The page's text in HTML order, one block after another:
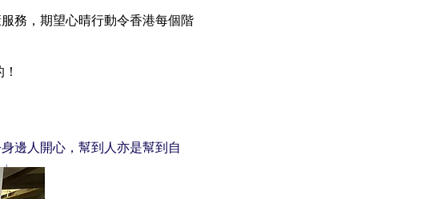
務，期望心晴行動令香港每個階
邊人開心，幫到人亦是幫到自